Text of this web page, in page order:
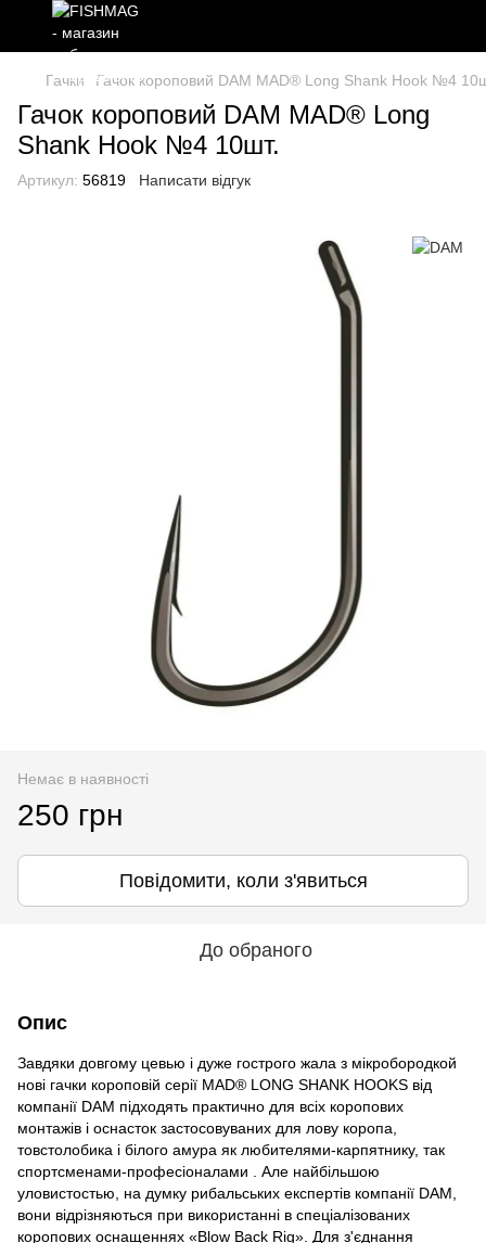
Гачки Гачок короповий DAM MAD® Long Shank Hook №4
Гачок короповий DAM MAD® Long
Shank Hook №4 10шт.
Артикул: 56819 Написати відгук
Немає в наявності
250 грн
Повідомити, коли з'явиться
До обраного
Опис
Завдяки довгому цевью і дуже гострого жала з мікробородкой
нові гачки короповій серії MAD® LONG SHANK HOOKS від
компанії DAM підходять практично для всіх коропових
монтажів і оснасток застосовуваних для лову коропа,
товстолобика і білого амура як любителями-карпятнику, так
спортсменами-професіоналами . Але найбільшою
уловистостью, на думку рибальських експертів компанії DAM,
вони відрізняються при використанні в спеціалізованих
коропових оснащеннях «Blow Back Rig». Для з'єднання